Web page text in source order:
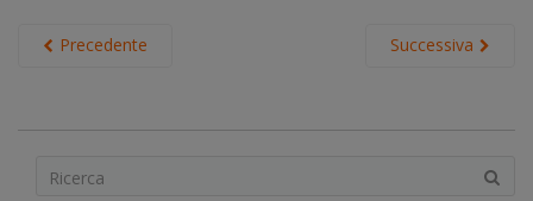
Successiva
Precedente